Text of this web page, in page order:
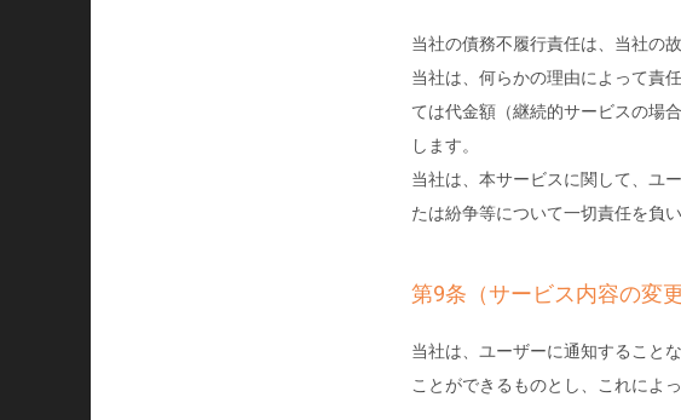
当社の債務不履行責任は、当社の
当社は、何らかの理由によって責
ては代金額（継続的サービスの場
します。
当社は、本サービスに関して、ユ
たは紛争等について一切責任を負い
第9条（サービス内容の変更
当社は、ユーザーに通知すること
ことができるものとし、これによ